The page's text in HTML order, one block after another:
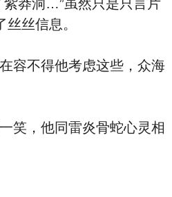
…”虽然只是只言片
丝信息。
他考虑这些，众海
同雷炎骨蛇心灵相